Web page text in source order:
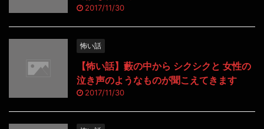
2017/11/30
怖い話
【怖い話】藪の中から シクシクと 女性の
泣き声のようなものが聞こえてきます
2017/11/30